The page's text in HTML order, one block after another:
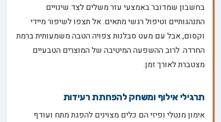
בחשבון שמדובר באמצעי עזר משלים לצד שינויים
התנהגותיים וטיפול רגשי מתאים. אל תצפו לשיפור מיידי
וקסום, אבל עם מעט סבלנות צפויה הטבה משמעותית ברמת
החרדה. לרוב ההשפעה המיטיבה של המוצרים הטבעיים
מצטברת לאורך זמן.
תרגילי אילוף ומשחק להפחתת רעידות
אימון מנטלי ופיזי הם כלים מצוינים להפגת מתח ועודף